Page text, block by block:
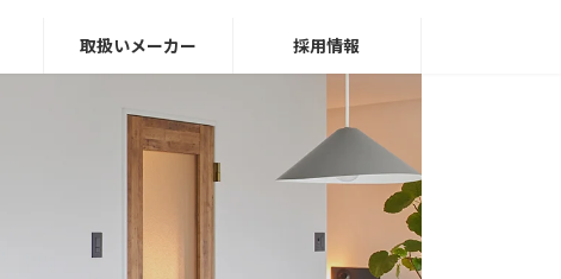
取扱いメーカー 採用情報